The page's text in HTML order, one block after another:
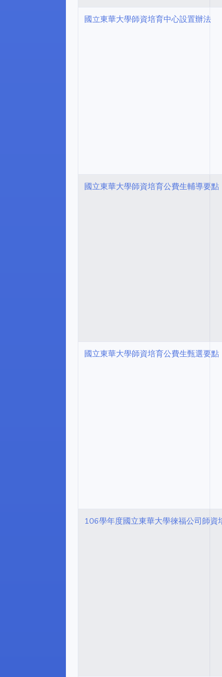
國立東華大學師資培育中心設置辦法
國立東華大學師資培育公費生輔導要點
國立東華大學師資培育公費生甄選要點
106學年度國立東華大學徠福公司師資